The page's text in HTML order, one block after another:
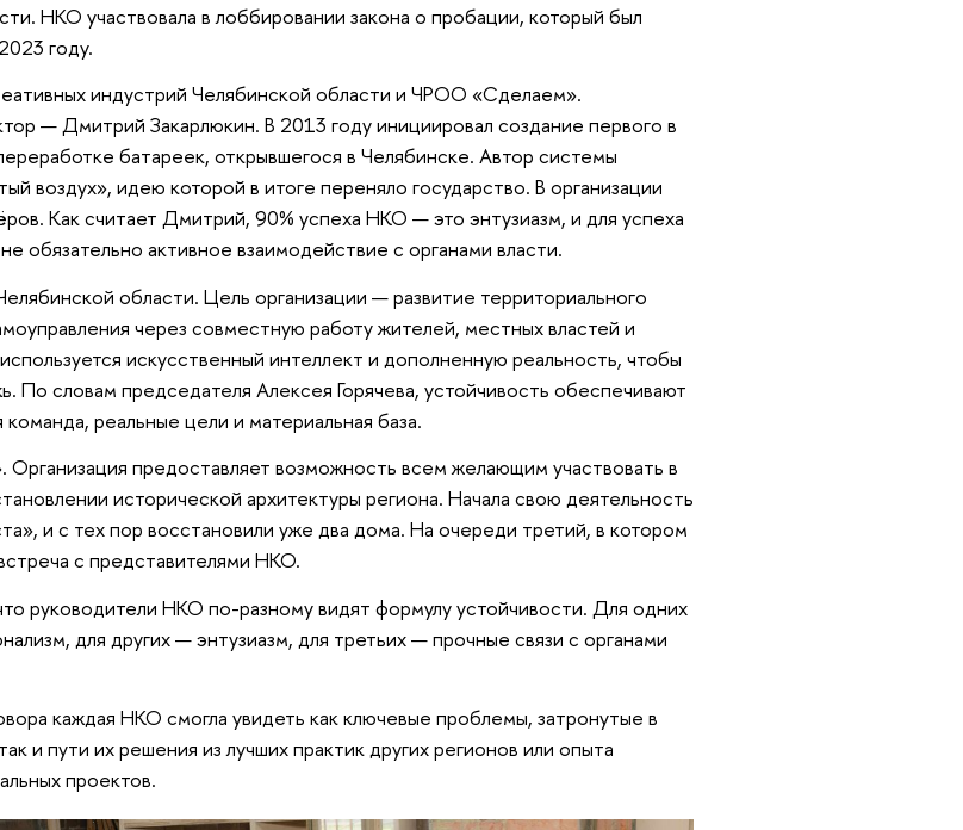
НКО участвовала в лоббировании закона о пробации, который был
году.
индустрий Челябинской области и ЧРОО «Сделаем».
— Дмитрий Закарлюкин. В 2013 году инициировал создание первого в
батареек, открывшегося в Челябинске. Автор системы
воздух», идею которой в итоге переняло государство. В организации
Как считает Дмитрий, 90% успеха НКО — это энтузиазм, и для успеха
обязательно активное взаимодействие с органами власти.
области. Цель организации — развитие территориального
через совместную работу жителей, местных властей и
искусственный интеллект и дополненную реальность, чтобы
По словам председателя Алексея Горячева, устойчивость обеспечивают
реальные цели и материальная база.
Организация предоставляет возможность всем желающим участвовать в
исторической архитектуры региона. Начала свою деятельность
и с тех пор восстановили уже два дома. На очереди третий, в котором
с представителями НКО.
руководители НКО по-разному видят формулу устойчивости. Для одних
для других — энтузиазм, для третьих — прочные связи с органами
каждая НКО смогла увидеть как ключевые проблемы, затронутые в
и пути их решения из лучших практик других регионов или опыта
проектов.